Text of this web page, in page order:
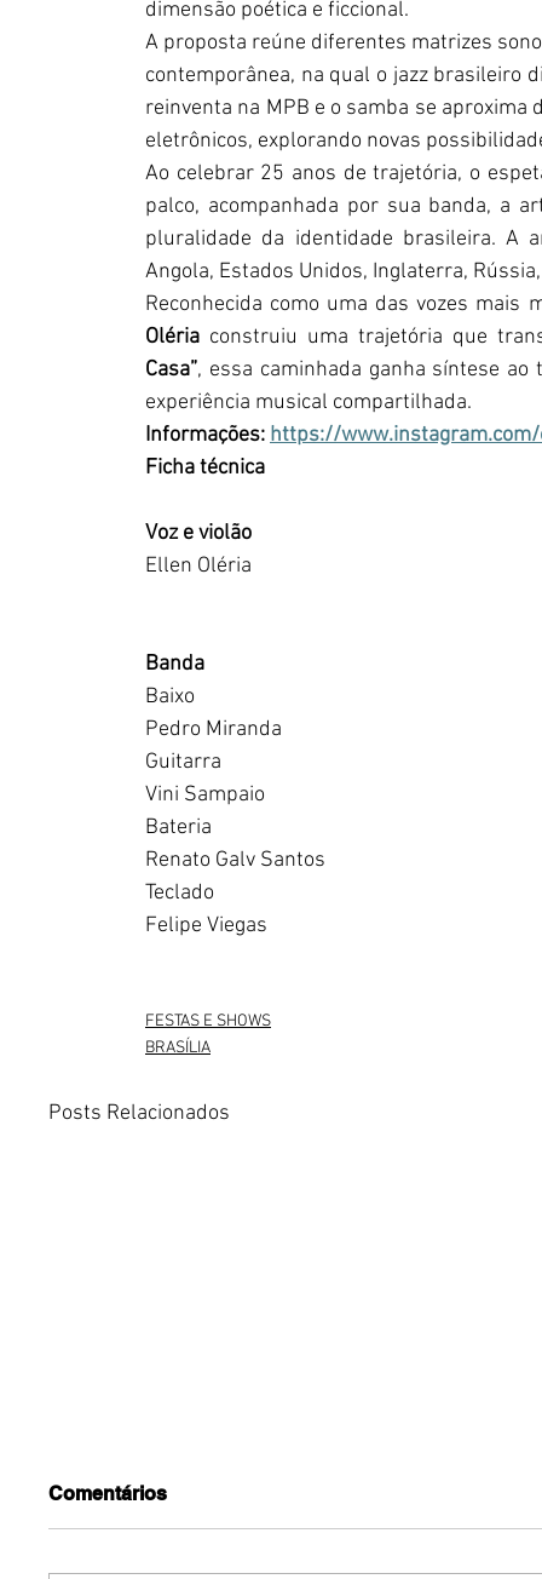
dimensão poética e ficcional.
A proposta reúne diferentes matrizes
contemporânea, na qual o jazz brasileiro
reinventa na MPB e o samba se
eletrônicos, explorando novas
Ao celebrar 25 anos de trajetória, o
palco, acompanhada por sua banda, a
pluralidade da identidade brasileira. A
Angola, Estados Unidos, Inglaterra,
Reconhecida como uma das vozes
Oléria construiu uma trajetória que
Casa”, essa caminhada ganha síntese
experiência musical compartilhada.
Informações: https://
Ficha técnica
Voz e violão
Ellen Oléria
Banda
Baixo
Pedro Miranda
Guitarra
Vini Sampaio
Bateria
Renato Galv Santos
Teclado
Felipe Viegas
FESTAS E SHOWS
BRASÍLIA
Posts Relacionados
Comentários